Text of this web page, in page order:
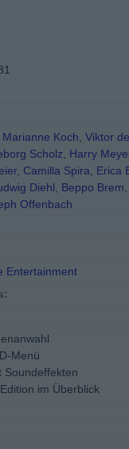
Marianne Koch, Viktor
Scholz, Harry
, Camilla Spira, Erica
Diehl, Beppo Brem,
Offenbach
Entertainment
Menü
Soundeffekten
im Überblick